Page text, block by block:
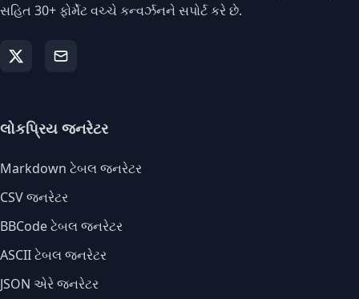
સહિત 30+ ફોર્મેટ વચ્ચે કન્વર્ઝનને સપોર્ટ કરે છે.
લોકપ્રિય જનરેટર
Markdown ટેબલ જનરેટર
CSV જનરેટર
BBCode ટેબલ જનરેટર
ASCII ટેબલ જનરેટર
JSON એરે જનરેટર